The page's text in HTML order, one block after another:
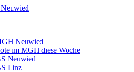
Neuwied
im MGH diese Woche
Neuwied
Linz